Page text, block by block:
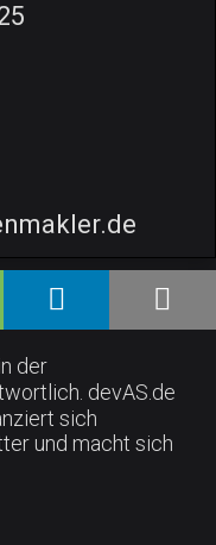
der
devAS.de
sich
und macht sich